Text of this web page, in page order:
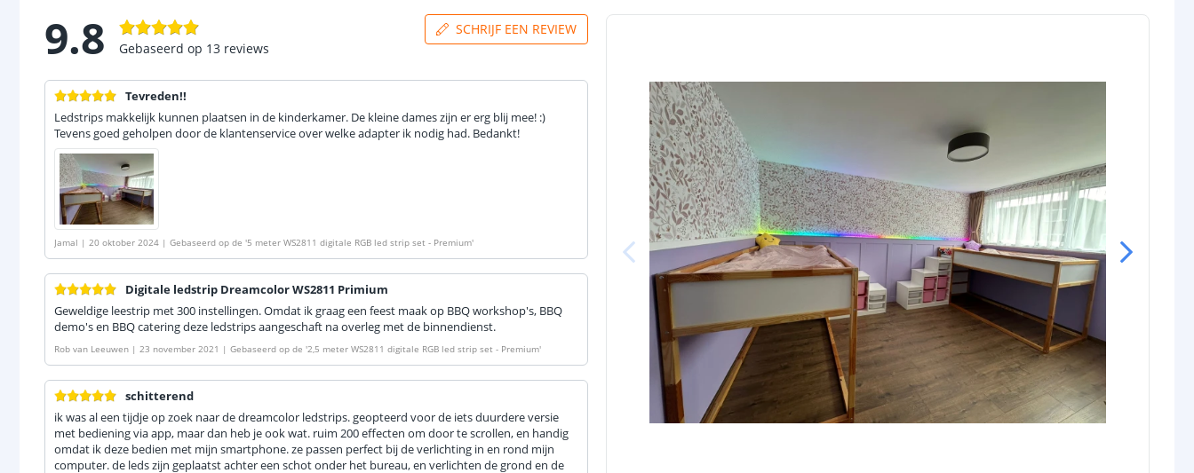
9.8 Gebaseerd op 13 reviews
SCHRIJF EEN REVIEW
Tevreden!!
Ledstrips makkelijk kunnen plaatsen in de kinderkamer. De kleine dames zijn er erg blij mee! :)
Tevens goed geholpen door de klantenservice over welke adapter ik nodig had. Bedankt!
Jamal | 20 oktober 2024 | Gebaseerd op de '5 meter WS2811 digitale RGB led strip set - Premium'
Digitale ledstrip Dreamcolor WS2811 Primium
Geweldige leestrip met 300 instellingen. Omdat ik graag een feest maak op BBQ workshop's, BBQ
demo's en BBQ catering deze ledstrips aangeschaft na overleg met de binnendienst.
Rob van Leeuwen | 23 november 2021 | Gebaseerd op de '2,5 meter WS2811 digitale RGB led strip set - Premium'
schitterend
ik was al een tijdje op zoek naar de dreamcolor ledstrips. geopteerd voor de iets duurdere versie
met bediening via app, maar dan heb je ook wat. ruim 200 effecten om door te scrollen, en handig
omdat ik deze bedien met mijn smartphone. ze passen perfect bij de verlichting in en rond mijn
computer. de leds zijn geplaatst achter een schot onder het bureau, en verlichten de grond en de